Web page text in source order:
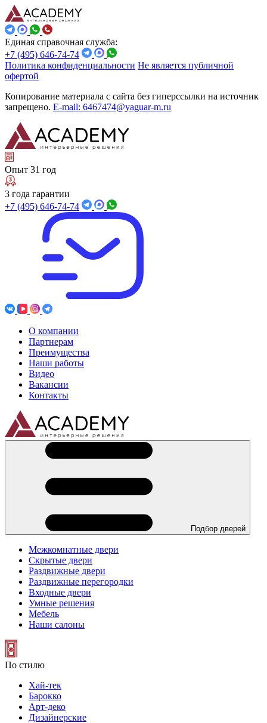
Единая справочная служба:
+7 (495) 646-74-74
Политика конфиденциальности Не является публичной
офертой
Копирование материала с сайта без гиперссылки на источник
запрещено. E-mail: 6467474@yaguar-m.ru
Опыт 31 год
3 года гарантии
+7 (495) 646-74-74
О компании
Партнерам
Преимущества
Наши работы
Видео
Вакансии
Контакты
Подбор дверей
Межкомнатные двери
Скрытые двери
Раздвижные двери
Раздвижные перегородки
Входные двери
Умные решения
Мебель
Наши салоны
По стилю
Хай-тек
Барокко
Арт-деко
Дизайнерские